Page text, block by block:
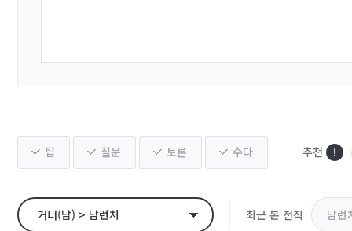
팁 질문 토론 수다 추천
거너(남) > 남런처 최근 본 전직 남런